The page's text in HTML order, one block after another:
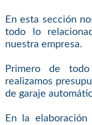
En esta sección
todo lo
nuestra empresa.
Primero de
realizamos
de garaje
En la